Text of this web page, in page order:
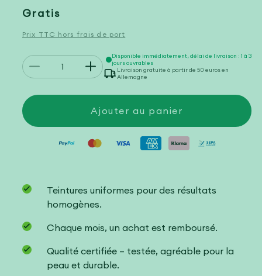
Prix
habituel
Gratis
Prix TTC hors frais de port
Quantité
Réduire
la
de
Augmenter
la
de
Kaktus
mit
Disponible immédiatement, délai de livraison : 1 à 3
jours ouvrables
Livraison gratuite à partir de 50 euros en
Allemagne
Ajouter au panier
Teintures uniformes pour des résultats
homogènes.
Chaque mois, un achat est remboursé.
Qualité certifiée – testée, agréable pour la
peau et durable.